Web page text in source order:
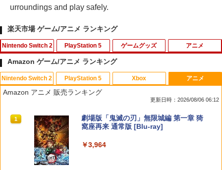
urroundings and play safely.
楽天市場 ゲーム/アニメ ランキング
Nintendo Switch 2
1
Switch2 冷却ファン Nintendo switch 2
ドック 対応 スイッチ2 NS2 ドック 放熱
ベース 冷却スタンド クーリングファン
FF 3段階速度 静音設計 TVモード 熱対策
オーバーヒート防止 ゲーム機 周辺機器
PlayStation 5
1
【中古】【18歳以上対象】Saints Row
(セインツロウ)ソフト:プレイステーショ
ン5ソフト／アクション・ゲーム
￥410
ゲームグッズ
1 【中古】ドラゴンシャドウスペル
アニメ
1
【中古】カーズ MovieNEX [純正ブルー
レイ＋純正ケース]
Amazon ゲーム/アニメ ランキング
Nintendo Switch 2
1
スプラトゥーン レイダース|オンライン
コード版
￥5,832
PlayStation 5
1
PlayStation 5 デジタル・エディション
日本語専用 Console Language: Japan
Xbox
1
Xbox プリペイドカード 10,000円 デジ
タルコード 【旧 Xbox ギフトカード】
アニメ
Amazon アニメ 販売ランキング
更新日時：2026/08/06 06:12
1
劇場版「鬼滅の刃」無限城編 第一章 猗
窩座再来 通常版 [Blu-ray]
￥3,964